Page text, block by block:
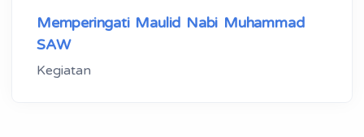
Memperingati Maulid Nabi Muhammad
SAW
Kegiatan